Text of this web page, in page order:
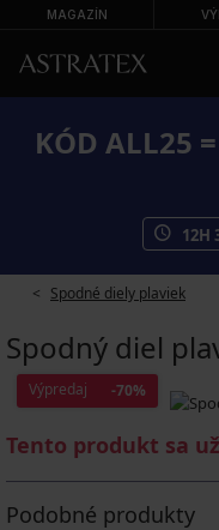
MAGAZÍN
KÓD ALL25
12H
Spodné diely plaviek
Spodný diel
Výpredaj -70%
Tento produkt sa
Podobné produkty